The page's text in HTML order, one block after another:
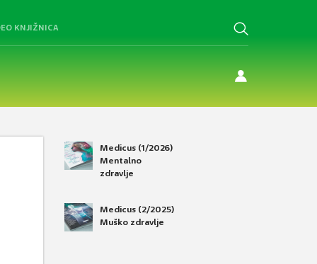
KNJIŽNICA
Medicus (1/2026)
Mentalno
zdravlje
Medicus (2/2025)
Muško zdravlje